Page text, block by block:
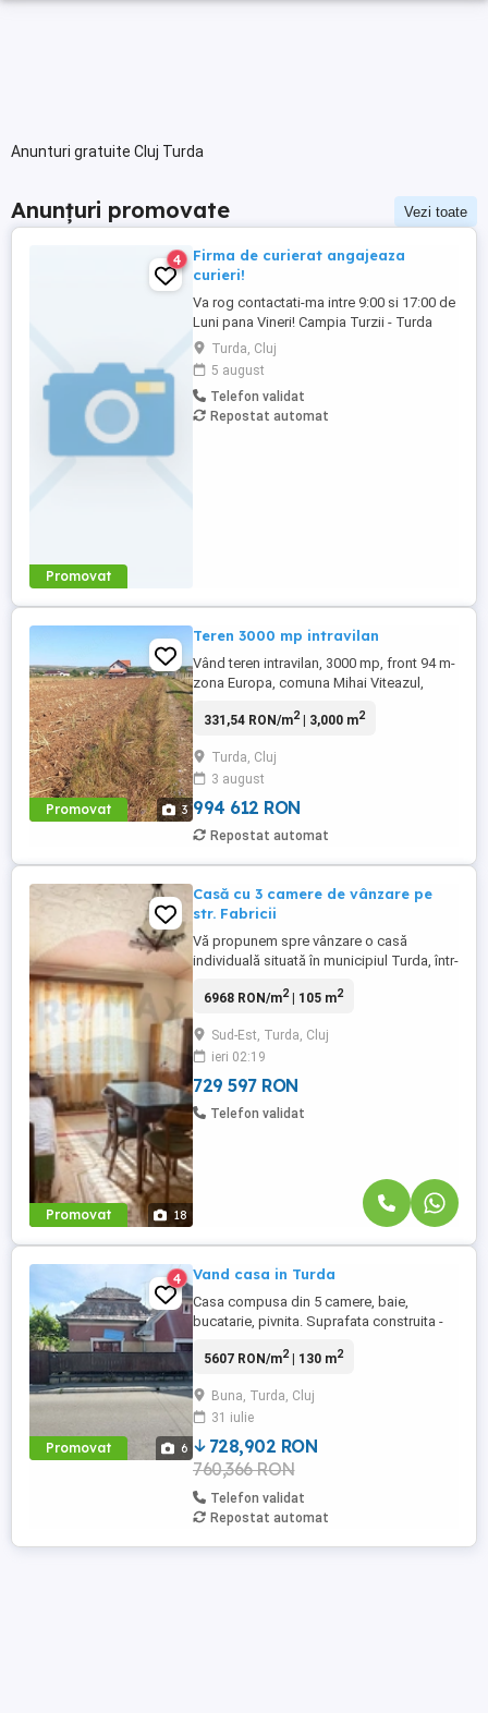
Anunturi gratuite Cluj Turda
Anunțuri promovate Vezi toate
Promovat
4
Firma de curierat angajeaza
curieri!
Va rog contactati-ma intre 9:00 si 17:00 de
Luni pana Vineri! Campia Turzii - Turda
Căutăm un coleg responsabil și energic
pentru poziția de Curier, care să se alăture
echipei noastre. Vei avea un rol esențial în
livrarea coletelor către clienți și în oferirea
unei experiențe de calitate prin
Turda, Cluj
5 august
Telefon validat
Repostat automat
Promovat 3
Teren 3000 mp intravilan
Vând teren intravilan, 3000 mp, front 94 m-
zona Europa, comuna Mihai Viteazul,
poziție avantajoasă și este potrivit pentru
carte funciară disponibilă, utilități în
apropiere. Pret 190000 negociabil Pentru
informații ...
331,54 RON/m2| 3,000 m2
Turda, Cluj
3 august
994 612 RON
Repostat automat
Promovat 18
Casă cu 3 camere de vânzare pe
str. Fabricii
Vă propunem spre vânzare o casă
individuală situată în municipiul Turda, într-
principalele puncte de interes din oraș.
de 617 mp, având o suprafață utilă de
aproximativ 104,7 mp și o suprafață
construită desfășurată de ...
6968 RON/m2| 105 m2
Sud-Est, Turda, Cluj
ieri 02:19
729 597 RON
Telefon validat
Promovat 6
4 Vand casa in Turda
Casa compusa din 5 camere, baie,
bucatarie, pivnita. Suprafata construita -
Casa se afla pe strada Primaverii nr.3
5607 RON/m2| 130 m2
Buna, Turda, Cluj
31 iulie
728,902 RON
760,366 RON
Telefon validat
Repostat automat